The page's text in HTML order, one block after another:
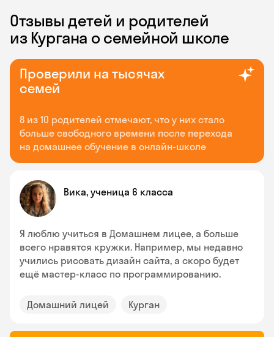
Отзывы детей и родителей
из Кургана о семейной школе
Проверили на тысячах
семей
8 из 10 родителей отмечают, что у них стало
больше свободного времени после перехода
на домашнее обучение в онлайн-школе
Вика, ученица 6 класса
Я люблю учиться в Домашнем лицее, а больше
всего нравятся кружки. Например, мы недавно
учились рисовать дизайн сайта, а скоро будет
ещё мастер-класс по программированию.
Домашний лицей Курган